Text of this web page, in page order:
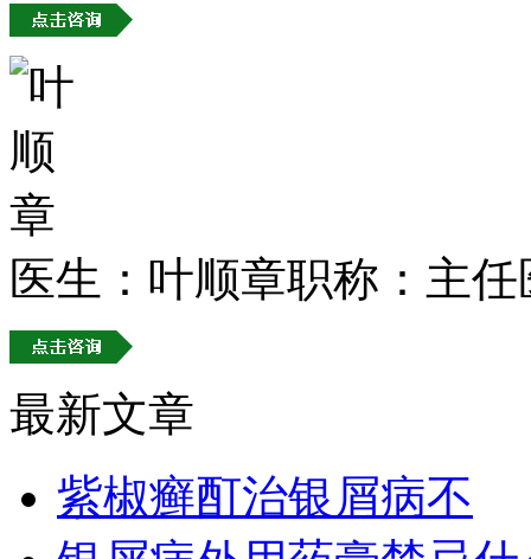
医生：叶顺章职称：主任
最新文章
紫椒癣酊治银屑病不